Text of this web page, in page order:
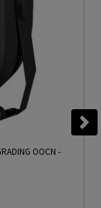
OOCN -